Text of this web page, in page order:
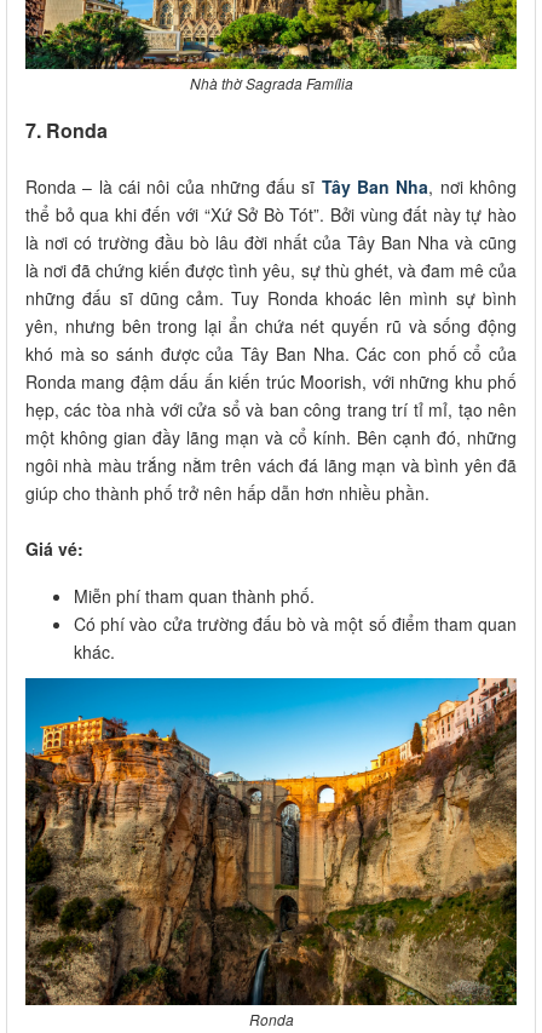
Nhà thờ Sagrada Família
7. Ronda
Ronda – là cái nôi của những đấu sĩ Tây Ban Nha, nơi không
thể bỏ qua khi đến với “Xứ Sở Bò Tót”. Bởi vùng đất này tự hào
là nơi có trường đầu bò lâu đời nhất của Tây Ban Nha và cũng
là nơi đã chứng kiến được tình yêu, sự thù ghét, và đam mê của
những đấu sĩ dũng cảm. Tuy Ronda khoác lên mình sự bình
yên, nhưng bên trong lại ẩn chứa nét quyến rũ và sống động
khó mà so sánh được của Tây Ban Nha. Các con phố cổ của
Ronda mang đậm dấu ấn kiến trúc Moorish, với những khu phố
hẹp, các tòa nhà với cửa sổ và ban công trang trí tỉ mỉ, tạo nên
một không gian đầy lãng mạn và cổ kính. Bên cạnh đó, những
ngôi nhà màu trắng nằm trên vách đá lãng mạn và bình yên đã
giúp cho thành phố trở nên hấp dẫn hơn nhiều phần.
Giá vé:
Miễn phí tham quan thành phố.
Có phí vào cửa trường đấu bò và một số điểm tham quan
khác.
Ronda